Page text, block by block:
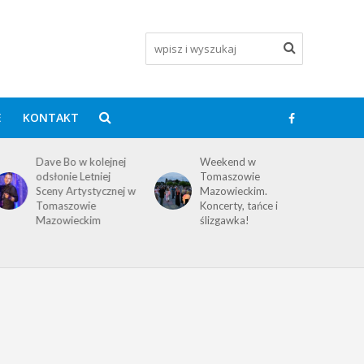
KONTAKT
Dave Bo w kolejnej
odsłonie Letniej
Sceny Artystycznej w
Tomaszowie
Mazowieckim
Weekend w
Tomaszowie
Mazowieckim.
Koncerty, tańce i
ślizgawka!